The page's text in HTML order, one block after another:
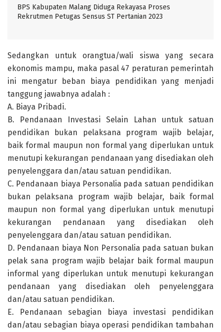
BPS Kabupaten Malang Diduga Rekayasa Proses
Rekrutmen Petugas Sensus ST Pertanian 2023
Sedangkan untuk orangtua/wali siswa yang secara
ekonomis mampu, maka pasal 47 peraturan pemerintah
ini mengatur beban biaya pendidikan yang menjadi
tanggung jawabnya adalah :
A. Biaya Pribadi.
B. Pendanaan Investasi Selain Lahan untuk satuan
pendidikan bukan pelaksana program wajib belajar,
baik formal maupun non formal yang diperlukan untuk
menutupi kekurangan pendanaan yang disediakan oleh
penyelenggara dan/atau satuan pendidikan.
C. Pendanaan biaya Personalia pada satuan pendidikan
bukan pelaksana program wajib belajar, baik formal
maupun non formal yang diperlukan untuk menutupi
kekurangan pendanaan yang disediakan oleh
penyelenggara dan/atau satuan pendidikan.
D. Pendanaan biaya Non Personalia pada satuan bukan
pelak sana program wajib belajar baik formal maupun
informal yang diperlukan untuk menutupi kekurangan
pendanaan yang disediakan oleh penyelenggara
dan/atau satuan pendidikan.
E. Pendanaan sebagian biaya investasi pendidikan
dan/atau sebagian biaya operasi pendidikan tambahan